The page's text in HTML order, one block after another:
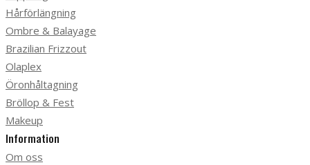
Hårförlängning
Ombre & Balayage
Brazilian Frizzout
Olaplex
Öronhåltagning
Bröllop & Fest
Makeup
Information
Om oss